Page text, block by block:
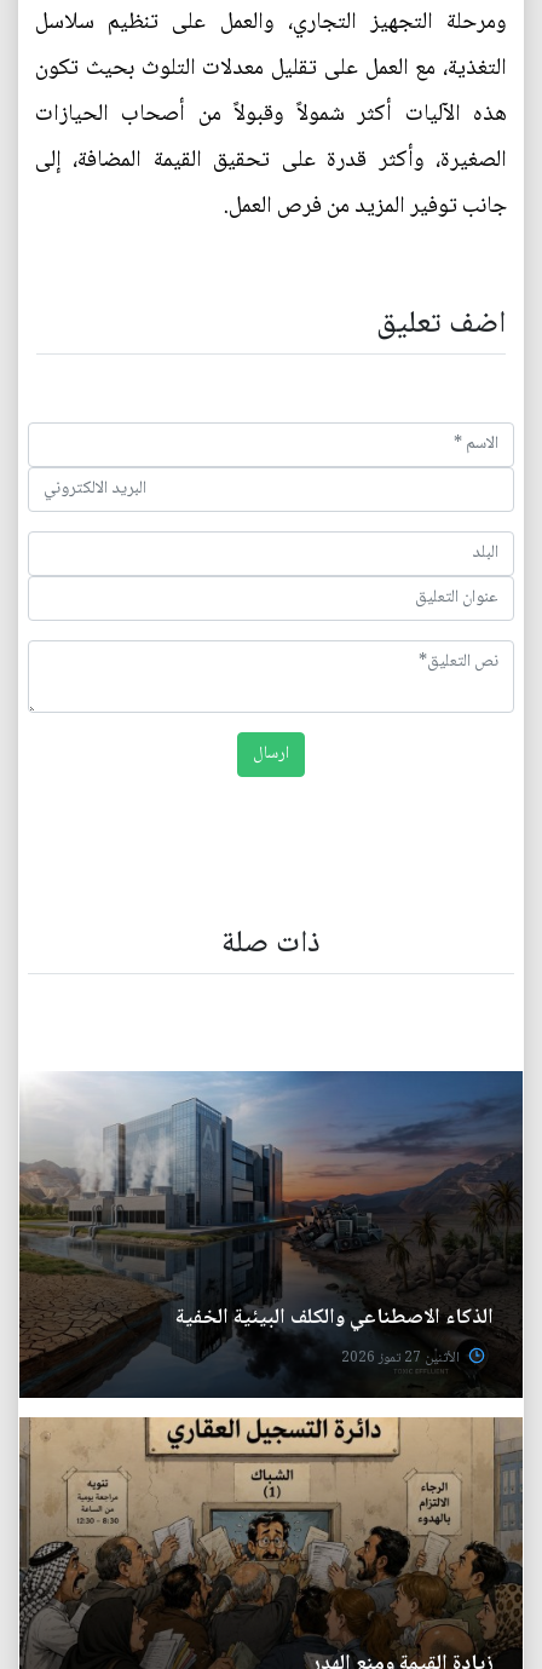
ومرحلة التجهيز التجاري، والعمل على تنظيم سلاسل
التغذية، مع العمل على تقليل معدلات التلوث بحيث تكون
هذه الآليات أكثر شمولاً وقبولاً من أصحاب الحيازات
الصغيرة، وأكثر قدرة على تحقيق القيمة المضافة، إلى
جانب توفير المزيد من فرص العمل.
اضف تعليق
ذات صلة
الذكاء الاصطناعي والكلف البيئية الخفية
الأثنين 27 تموز 2026